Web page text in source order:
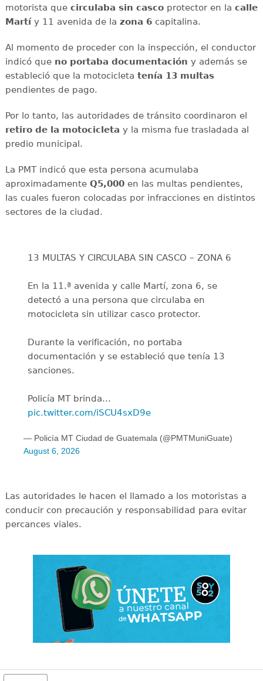
motorista quecirculaba sin cascoprotector en la calle
Martíy 11 avenida de la zona 6capitalina.
Al momento de proceder con la inspección, el conductor
indicó que no portaba documentación y además se
estableció que la motocicleta tenía 13 multas
pendientes de pago.
Por lo tanto, las autoridades de tránsito coordinaron el
retiro de la motocicleta y la misma fue trasladada al
predio municipal.
La PMT indicó que esta persona acumulaba
aproximadamente Q5,000en las multas pendientes,
las cuales fueron colocadas por infracciones en distintos
sectores de la ciudad.
13 MULTAS Y CIRCULABA SIN CASCO – ZONA 6
En la 11.ª avenida y calle Martí, zona 6, se
detectó a una persona que circulaba en
motocicleta sin utilizar casco protector.
Durante la verificación, no portaba
documentación y se estableció que tenía 13
sanciones.
Policía MT brinda…
pic.twitter.com/iSCU4sxD9e
— Policía MT Ciudad de Guatemala (@PMTMuniGuate)
August 6, 2026
Las autoridades le hacen el llamado a los motoristas a
conducir con precaución y responsabilidad para evitar
percances viales.